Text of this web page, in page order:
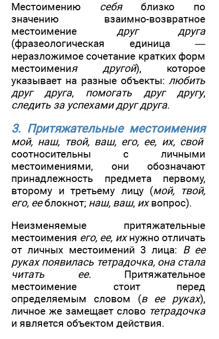
Местоимению себяблизко по
значению взаимно-возвратное
местоимение друг друга
(фразеологическая единица —
неразложимое сочетание кратких форм
местоимения другой), которое
указывает на разные объекты: любить
друг друга, помогать друг другу,
следить за успехами друг друга.
3. Притяжательные местоимения
мой, наш, твой, ваш, его, ее, их, свой
соотносительны с личными
местоимениями, они обозначают
принадлежность предмета первому,
второму и третьему лицу (мой, твой,
его, ееблокнот; наш, ваш, ихвопрос).
Неизменяемые притяжательные
местоимения его, ее, ихнужно отличать
от личных местоимений 3 лица: В ее
руках появилась тетрадочка, она стала
читать ее. Притяжательное
местоимение стоит перед
определяемым словом (в ее руках),
личное же замещает слово тетрадочка
и является объектом действия.